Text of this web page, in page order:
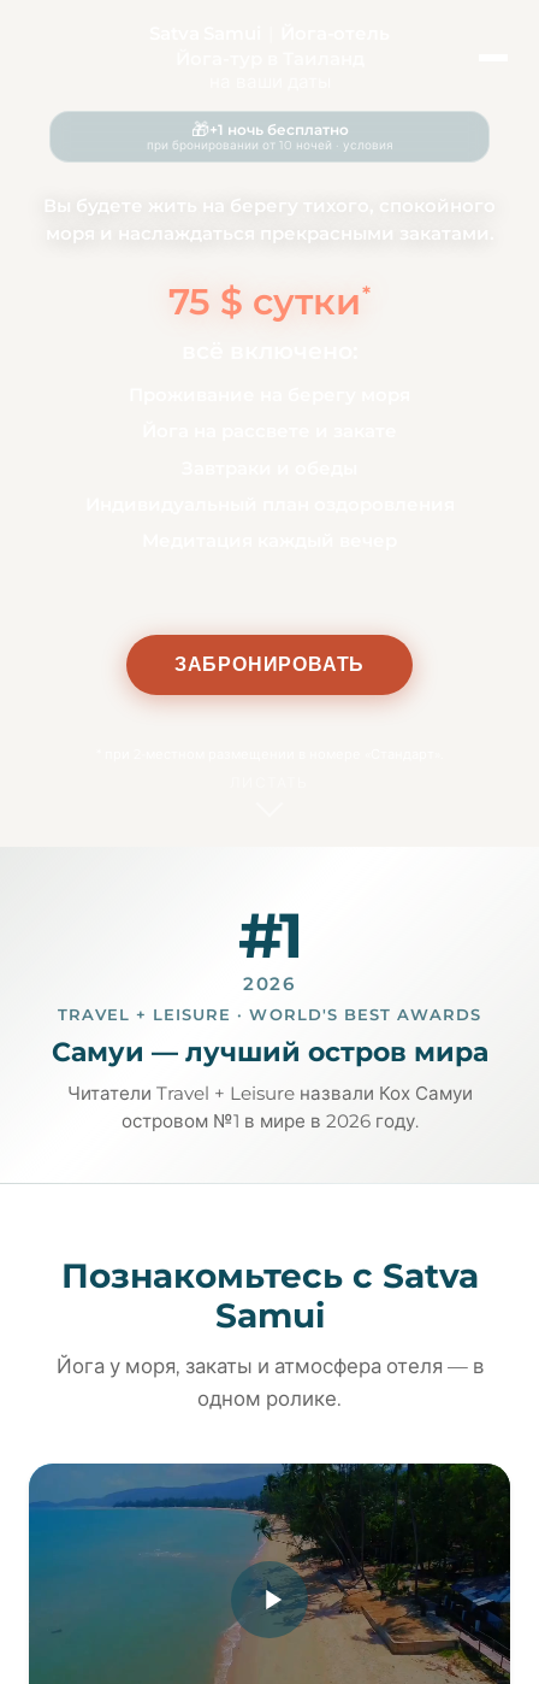
🎁+1 ночь бесплатно
при бронировании от 10 ночей · условия
Вы будете жить на берегу тихого, спокойного
моря и наслаждаться прекрасными закатами.
75 $ сутки*
ЗАБРОНИРОВАТЬ
#1
2026
TRAVEL + LEISURE · WORLD'S BEST AWARDS
Самуи — лучший остров мира
Читатели Travel + Leisure назвали Кох Самуи
островом №1 в мире в 2026 году.
Познакомьтесь с Satva
Samui
Йога у моря, закаты и атмосфера отеля — в
одном ролике.